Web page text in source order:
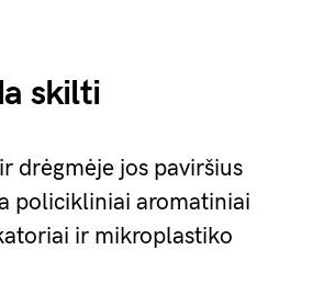
skilti
drėgmėje jos paviršius
policikliniai aromatiniai
ir mikroplastiko